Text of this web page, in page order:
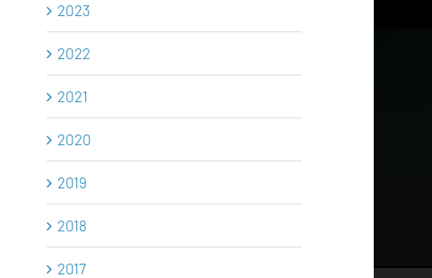
2023
2022
2021
2020
2019
2018
2017